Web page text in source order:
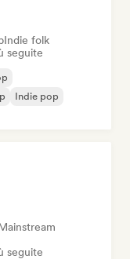
Indie folk
seguite
Indie pop
seguite